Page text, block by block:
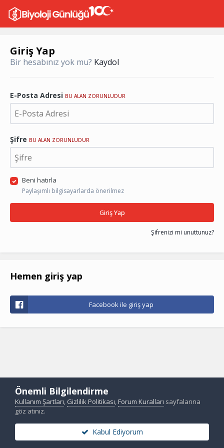
Giriş Yap
Bir hesabınız yok mu? Kaydol
E-Posta Adresi BU ALAN ZORUNLUDUR
Şifre BU ALAN ZORUNLUDUR
Beni hatırla
Paylaşımlı bilgisayarlarda önerilmez
Giriş Yap
Şifrenizi mi unuttunuz?
Hemen giriş yap
Facebook ile giriş yap
Önemli Bilgilendirme
Kullanım Şartları, Gizlilik Politikası,Forum Kuralları sayfalarına
göz atınız.
Kabul Ediyorum